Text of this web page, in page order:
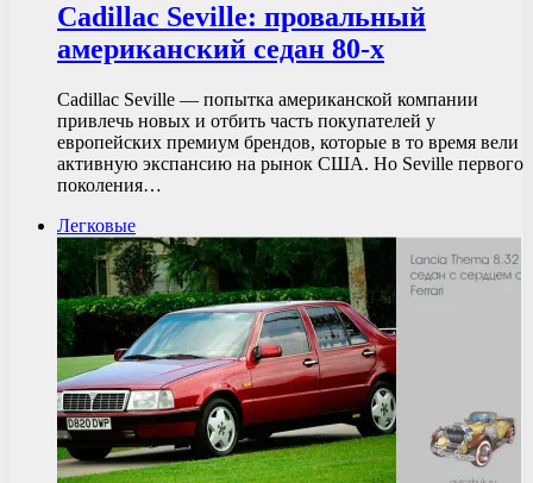
Cadillac Seville: провальный
американский седан 80-х
Cadillac Seville — попытка американской компании
привлечь новых и отбить часть покупателей у
европейских премиум брендов, которые в то время вели
активную экспансию на рынок США. Но Seville первого
поколения…
Легковые